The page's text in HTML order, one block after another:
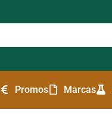
Promos Marcas